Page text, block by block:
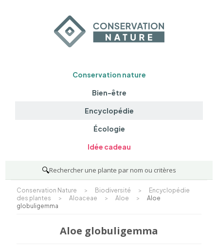
Conservation nature
Bien-être
Encyclopédie
Écologie
Idée cadeau
🔍Rechercher une plante par nom ou critères
Conservation Nature > Biodiversité >
Encyclopédie
des plantes
> Aloaceae > Aloe >
Aloe
globuligemma
Aloe globuligemma